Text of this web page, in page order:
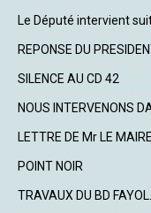
Le Député intervient
REPONSE DU
SILENCE AU CD 42
NOUS INTERVENONS
LETTRE DE Mr LE MAIRE
POINT NOIR
TRAVAUX DU BD FAYOL.